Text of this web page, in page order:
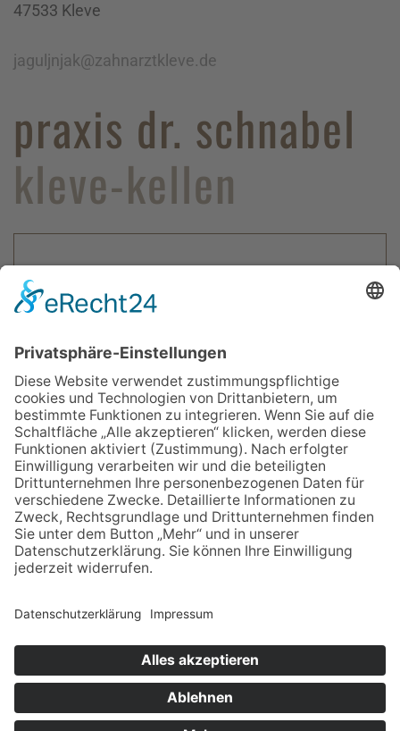
47533 Kleve
jaguljnjak@zahnarztkleve.de
praxis dr. schnabel
kleve-kellen
Bitte die Bewerbungsunterlagen per Post oder E-Mail
an:
Dr. med. dent. Pascal Schnabel MSc
Emmericher Straße 109
47533 Kleve
schnabel@zahnarztkleve.de
© Copyright 2019 Dr. Natalie Jaguljnjak und Dr.
Pascal Schnabel · Alle Rechte vorbehalten